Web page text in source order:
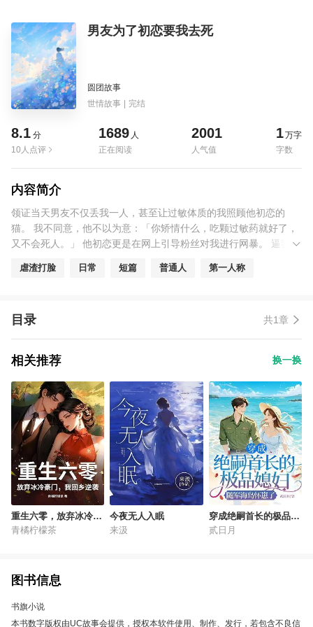
男友为了初恋要我去死
圆团故事
世情故事 | 完结
8.1 分
10人点评
1689 人
正在阅读
2001
人气值
1万字
字数
内容简介
领证当天男友不仅丢我一人，甚至让过敏体质的我照顾他初恋的
猫。 我不同意，他不以为意：「你矫情什么，吃颗过敏药就好了，
又不会死人。」 他初恋更是在网上引导粉丝对我进行网暴。 逼我自
笑了一声：「矫情什么，不就是坐牢，又不是让你去死。」 没成
虐渣打脸 日常 短篇 普通人 第一人称
目录 共1章
相关推荐 换一换
重生六零，放弃冰冷豪
门，我回乡逆袭
青橘柠檬茶
今夜无人入眠
来汲
穿成绝嗣首长的极品媳
妇，随军海岛怀崽了
贰日月
图书信息
书旗小说
本书数字版权由UC故事会提供，授权本软件使用、制作、发行，若包含不良信